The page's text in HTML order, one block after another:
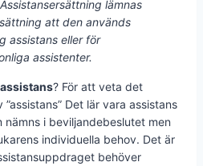
lämnas
att den används
assistans eller för
assistenter.
? För att veta det
Det lär vara assistans
i beviljandebeslutet men
individuella behov. Det är
behöver